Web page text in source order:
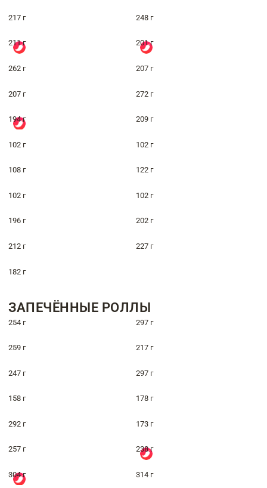
217 г 248 г
211 г 201 г
262 г 207 г
207 г 272 г
194 г 209 г
102 г 102 г
108 г 122 г
102 г 102 г
196 г 202 г
212 г 227 г
182 г
ЗАПЕЧЁННЫЕ РОЛЛЫ
254 г 297 г
259 г 217 г
247 г 297 г
158 г 178 г
292 г 173 г
257 г 238 г
304 г 314 г